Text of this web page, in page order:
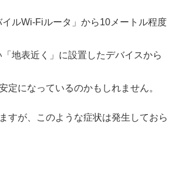
ルWi-Fiルータ」から10メートル程度
地表近く」に設置したデバイスから
定になっているのかもしれません。
すが、このような症状は発生しておら